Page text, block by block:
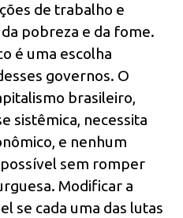
de trabalho e
pobreza e da fome.
é uma escolha
governos. O
brasileiro,
sistêmica, necessita
e nenhum
sem romper
Modificar a
se cada uma das lutas